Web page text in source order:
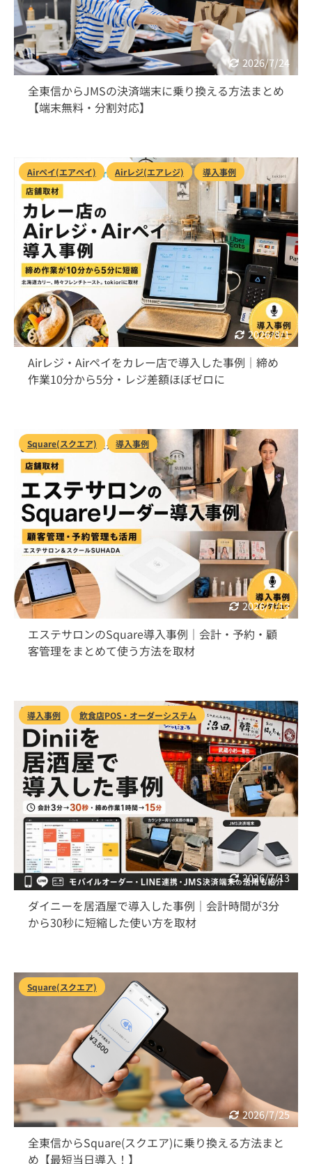
2026/7/24
全東信からJMSの決済端末に乗り換える方法まとめ
【端末無料・分割対応】
2026/8/1
Airペイ(エアペイ) Airレジ(エアレジ) 導入事例
Airレジ・Airペイをカレー店で導入した事例｜締め
作業10分から5分・レジ差額ほぼゼロに
2026/7/13
Square(スクエア) 導入事例
エステサロンのSquare導入事例｜会計・予約・顧
客管理をまとめて使う方法を取材
2026/7/13
導入事例 飲食店POS・オーダーシステム
ダイニーを居酒屋で導入した事例｜会計時間が3分
から30秒に短縮した使い方を取材
2026/7/25
Square(スクエア)
全東信からSquare(スクエア)に乗り換える方法まと
め【最短当日導入！】